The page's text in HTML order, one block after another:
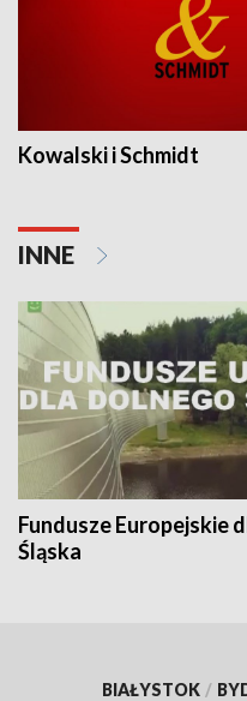
Kowalski i Schmidt
INNE
Fundusze Europejskie
Śląska
BIAŁYSTOK /